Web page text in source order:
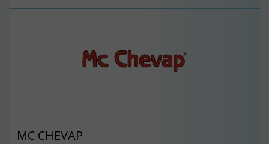
MC CHEVAP